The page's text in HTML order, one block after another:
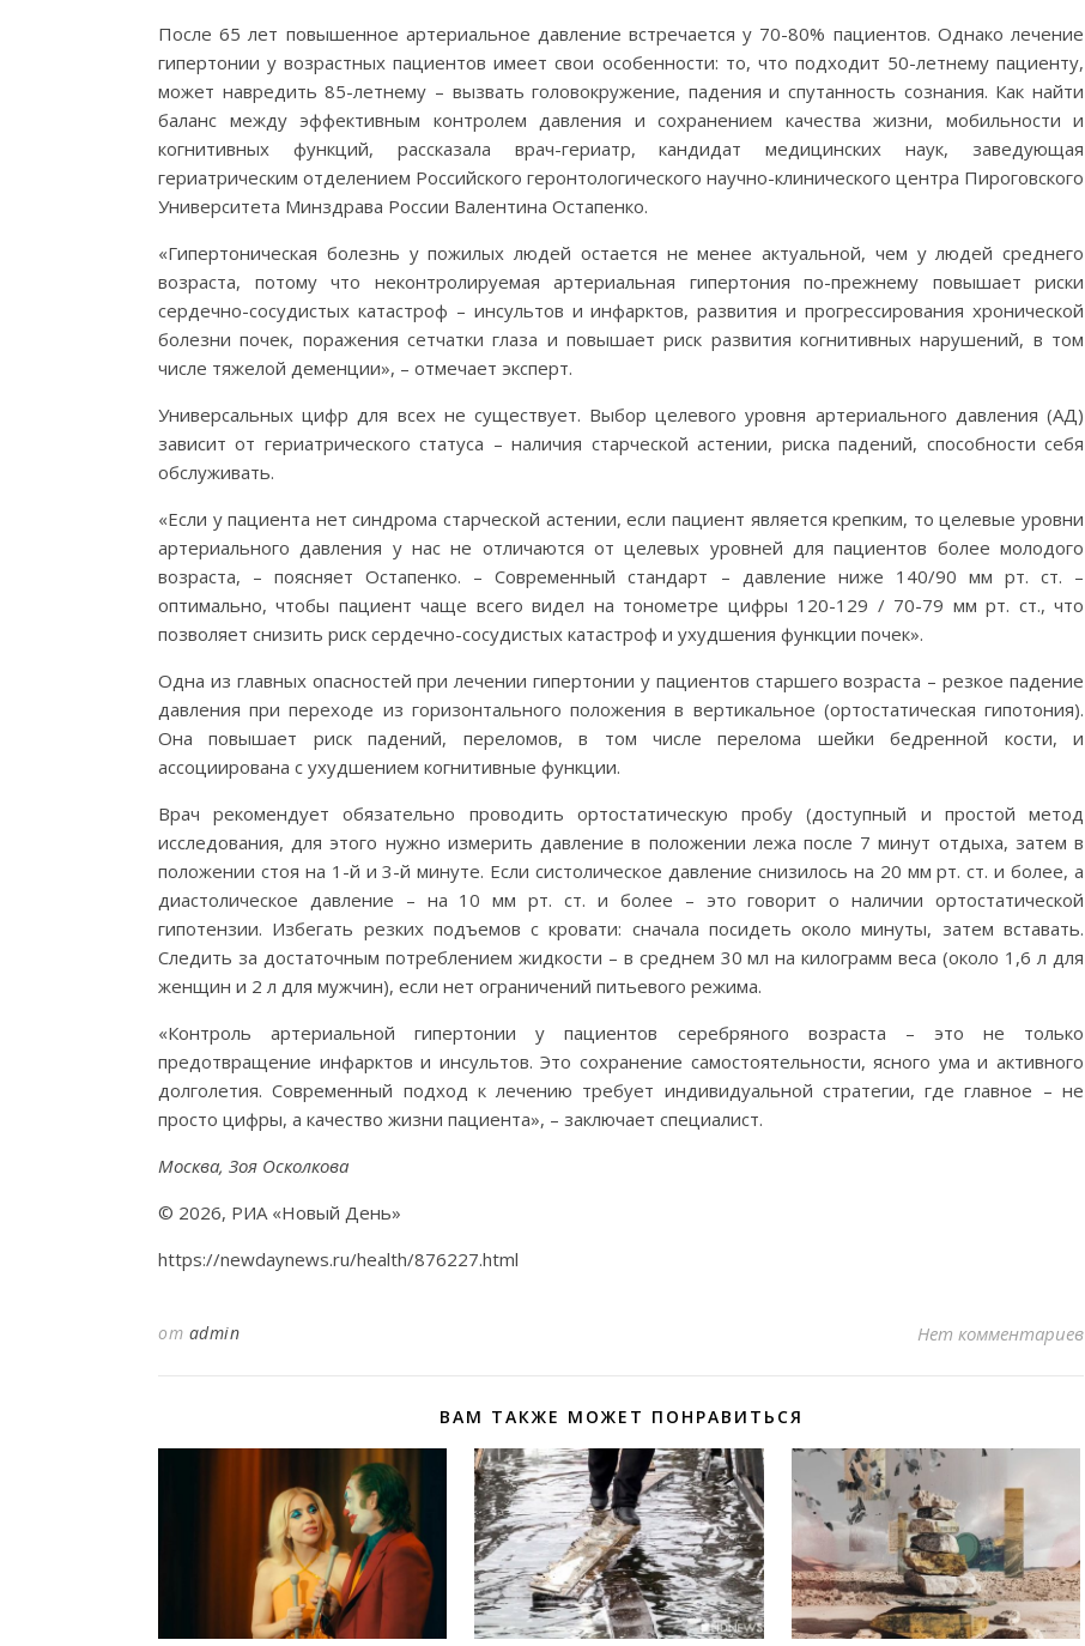
После 65 лет повышенное артериальное давление встречается у 70-80% пациентов. Однако лечение
гипертонии у возрастных пациентов имеет свои особенности: то, что подходит 50-летнему пациенту,
может навредить 85-летнему – вызвать головокружение, падения и спутанность сознания. Как найти
баланс между эффективным контролем давления и сохранением качества жизни, мобильности и
когнитивных функций, рассказала врач-гериатр, кандидат медицинских наук, заведующая
гериатрическим отделением Российского геронтологического научно-клинического центра Пироговского
Университета Минздрава России Валентина Остапенко.
«Гипертоническая болезнь у пожилых людей остается не менее актуальной, чем у людей среднего
возраста, потому что неконтролируемая артериальная гипертония по-прежнему повышает риски
сердечно-сосудистых катастроф – инсультов и инфарктов, развития и прогрессирования хронической
болезни почек, поражения сетчатки глаза и повышает риск развития когнитивных нарушений, в том
числе тяжелой деменции», – отмечает эксперт.
Универсальных цифр для всех не существует. Выбор целевого уровня артериального давления (АД)
зависит от гериатрического статуса – наличия старческой астении, риска падений, способности себя
обслуживать.
«Если у пациента нет синдрома старческой астении, если пациент является крепким, то целевые уровни
артериального давления у нас не отличаются от целевых уровней для пациентов более молодого
возраста, – поясняет Остапенко. – Современный стандарт – давление ниже 140/90 мм рт. ст. –
оптимально, чтобы пациент чаще всего видел на тонометре цифры 120-129 / 70-79 мм рт. ст., что
позволяет снизить риск сердечно-сосудистых катастроф и ухудшения функции почек».
Одна из главных опасностей при лечении гипертонии у пациентов старшего возраста – резкое падение
давления при переходе из горизонтального положения в вертикальное (ортостатическая гипотония).
Она повышает риск падений, переломов, в том числе перелома шейки бедренной кости, и
ассоциирована с ухудшением когнитивные функции.
Врач рекомендует обязательно проводить ортостатическую пробу (доступный и простой метод
исследования, для этого нужно измерить давление в положении лежа после 7 минут отдыха, затем в
положении стоя на 1-й и 3-й минуте. Если систолическое давление снизилось на 20 мм рт. ст. и более, а
диастолическое давление – на 10 мм рт. ст. и более – это говорит о наличии ортостатической
гипотензии. Избегать резких подъемов с кровати: сначала посидеть около минуты, затем вставать.
Следить за достаточным потреблением жидкости – в среднем 30 мл на килограмм веса (около 1,6 л для
женщин и 2 л для мужчин), если нет ограничений питьевого режима.
«Контроль артериальной гипертонии у пациентов серебряного возраста – это не только
предотвращение инфарктов и инсультов. Это сохранение самостоятельности, ясного ума и активного
долголетия. Современный подход к лечению требует индивидуальной стратегии, где главное – не
просто цифры, а качество жизни пациента», – заключает специалист.
Москва, Зоя Осколкова
© 2026, РИА «Новый День»
https://newdaynews.ru/health/876227.html
от admin Нет комментариев
ВАМ ТАКЖЕ МОЖЕТ ПОНРАВИТЬСЯ